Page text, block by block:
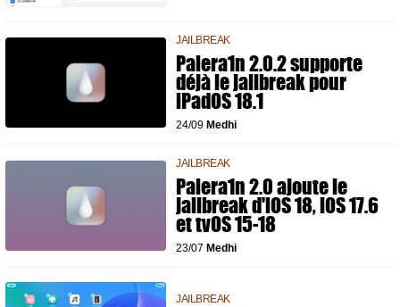
JAILBREAK
Palera1n 2.0.2 supporte
déjà le jailbreak pour
iPadOS 18.1
24/09 Medhi
JAILBREAK
Palera1n 2.0 ajoute le
jailbreak d'iOS 18, iOS 17.6
et tvOS 15-18
23/07 Medhi
JAILBREAK